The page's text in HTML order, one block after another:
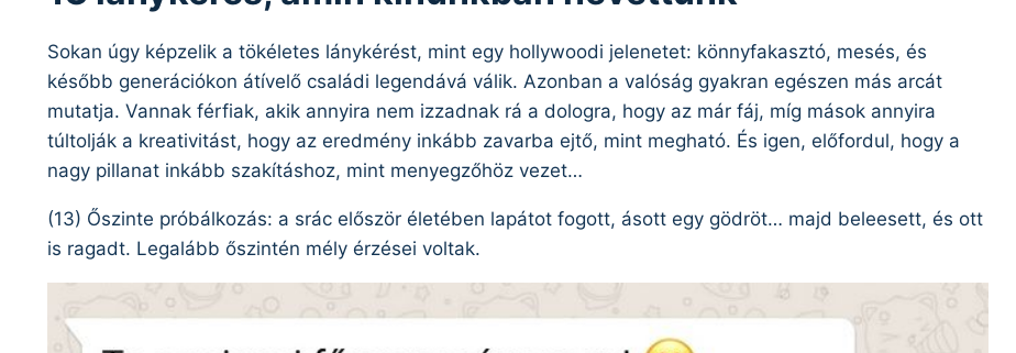
Sokan úgy képzelik a tökéletes lánykérést, mint egy hollywoodi jelenetet: könnyfakasztó, mesés, és
később generációkon átívelő családi legendává válik. Azonban a valóság gyakran egészen más arcát
mutatja. Vannak férfiak, akik annyira nem izzadnak rá a dologra, hogy az már fáj, míg mások annyira
túltolják a kreativitást, hogy az eredmény inkább zavarba ejtő, mint megható. És igen, előfordul, hogy a
nagy pillanat inkább szakításhoz, mint menyegzőhöz vezet…
(13) Őszinte próbálkozás: a srác először életében lapátot fogott, ásott egy gödröt… majd beleesett, és ott
is ragadt. Legalább őszintén mély érzései voltak.